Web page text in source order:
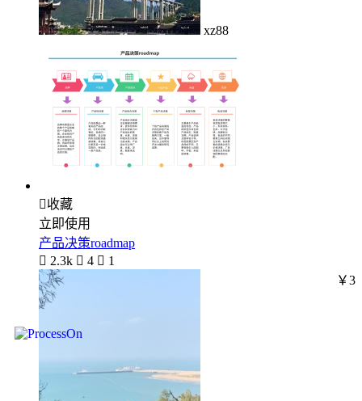
xz88
收藏
立即使用
产品决策roadmap
 2.3k  4  1
￥3